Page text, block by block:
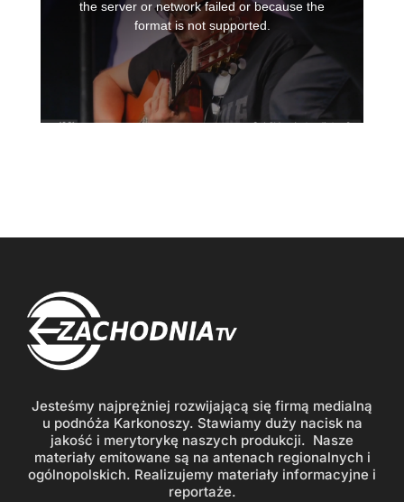
Jesteśmy najprężniej rozwijającą się firmą medialną
u podnóża Karkonoszy. Stawiamy duży nacisk na
jakość i merytorykę naszych produkcji. Nasze
materiały emitowane są na antenach regionalnych i
ogólnopolskich. Realizujemy materiały informacyjne i
reportaże.